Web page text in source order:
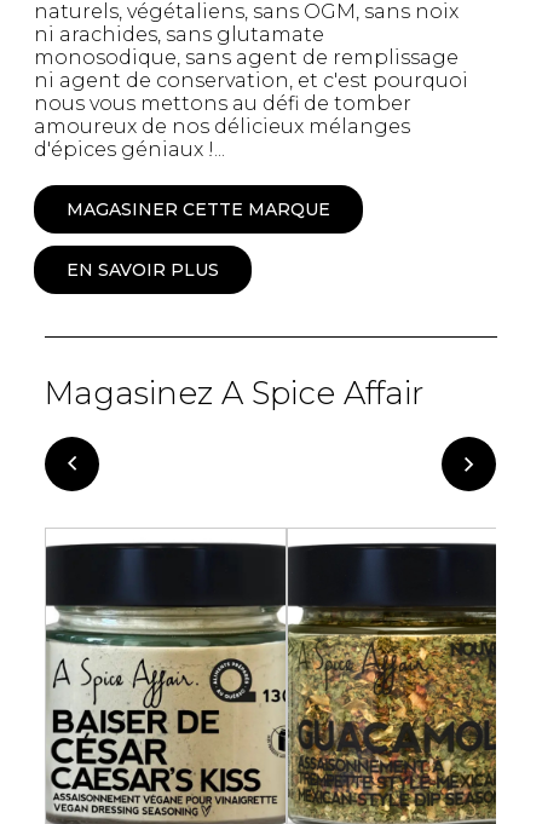
naturels, végétaliens, sans OGM, sans noix
ni arachides, sans glutamate
monosodique, sans agent de remplissage
ni agent de conservation, et c'est pourquoi
nous vous mettons au défi de tomber
amoureux de nos délicieux mélanges
d'épices géniaux !...
MAGASINER CETTE MARQUE
EN SAVOIR PLUS
Magasinez A Spice Affair